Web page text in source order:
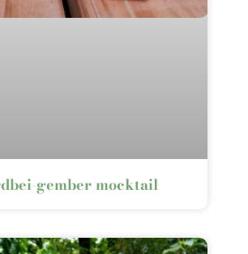
gember mocktail